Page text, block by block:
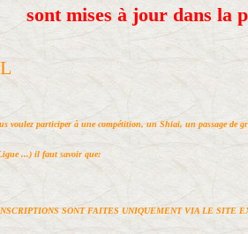
sont mises à jour dans la
voulez participer à une compétition, un Shiai, un passage de
...) il faut savoir que:
SONT FAITES UNIQUEMENT VIA LE SITE